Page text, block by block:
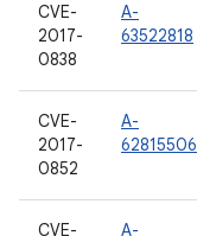
CVE-
2017-
0838
A-
63522818
CVE-
2017-
0852
A-
62815506
CVE-
A-